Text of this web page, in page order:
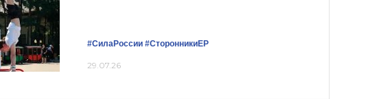
#СилаРоссии #СторонникиЕР
29.07.26